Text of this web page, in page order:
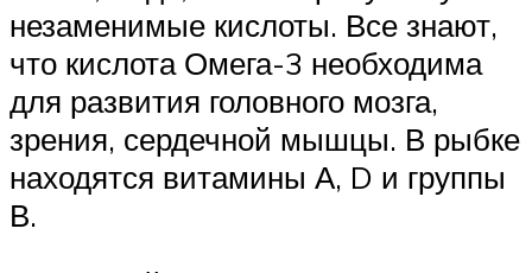
незаменимые кислоты. Все знают,
что кислота Омега-3 необходима
для развития головного мозга,
зрения, сердечной мышцы. В рыбке
находятся витамины А, D и группы
В.